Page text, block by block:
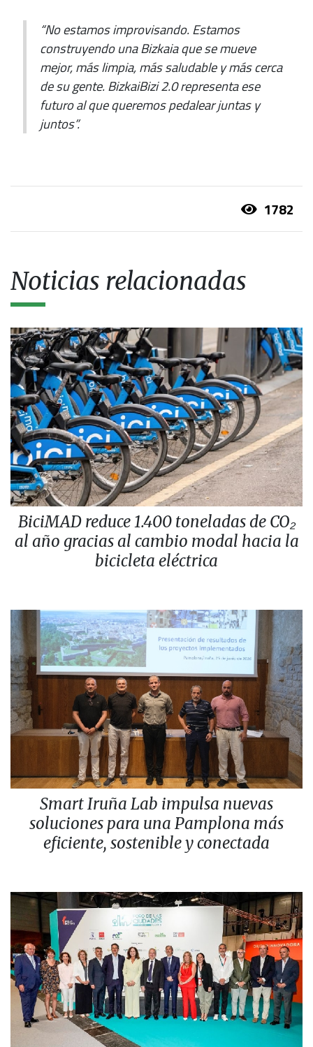
“No estamos improvisando. Estamos
construyendo una Bizkaia que se mueve
mejor, más limpia, más saludable y más cerca
de su gente. BizkaiBizi 2.0 representa ese
futuro al que queremos pedalear juntas y
juntos”.
1782
Noticias relacionadas
BiciMAD reduce 1.400 toneladas de CO₂
al año gracias al cambio modal hacia la
bicicleta eléctrica
Smart Iruña Lab impulsa nuevas
soluciones para una Pamplona más
eficiente, sostenible y conectada